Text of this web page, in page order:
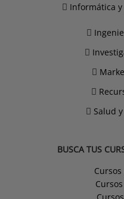
Informática
Salud
BUSCA TUS